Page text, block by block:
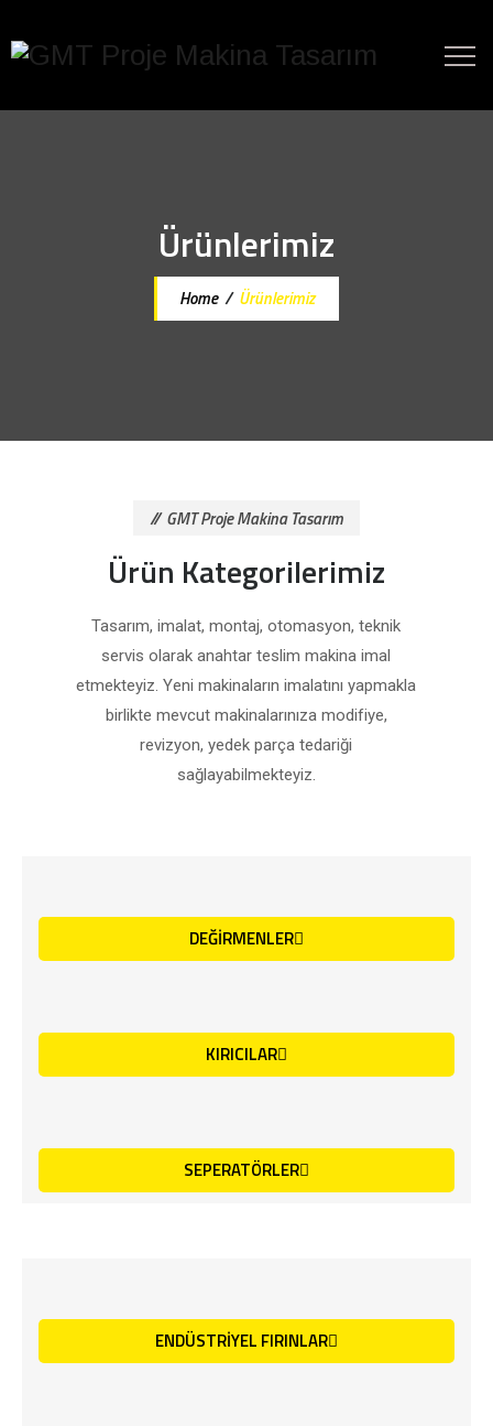
Ürünlerimiz
Home/ Ürünlerimiz
GMT Proje Makina Tasarım
Ürün Kategorilerimiz
Tasarım, imalat, montaj, otomasyon, teknik
servis olarak anahtar teslim makina imal
etmekteyiz. Yeni makinaların imalatını yapmakla
birlikte mevcut makinalarınıza modifiye,
revizyon, yedek parça tedariği
sağlayabilmekteyiz.
DEĞİRMENLER
KIRICILAR
SEPERATÖRLER
ENDÜSTRİYEL FIRINLAR